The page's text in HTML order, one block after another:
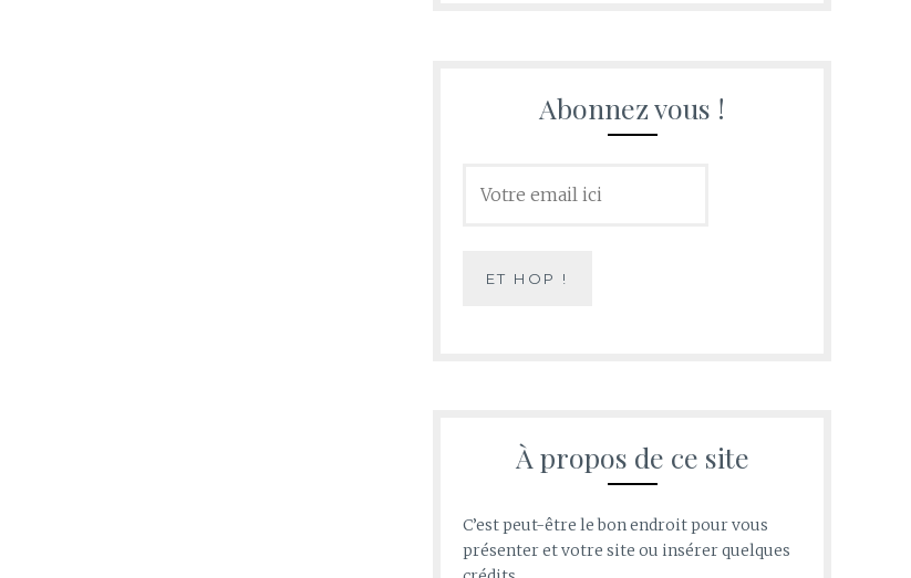
Abonnez vous !
À propos de ce site
C’est peut-être le bon endroit pour vous
présenter et votre site ou insérer quelques